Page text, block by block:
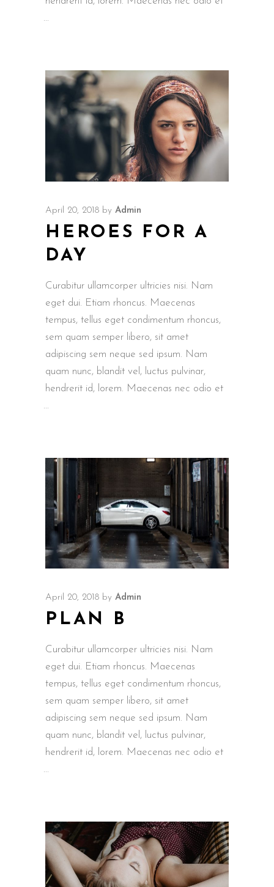
April 20, 2018 by Admin
HEROES FOR A
DAY
Curabitur ullamcorper ultricies nisi. Nam
eget dui. Etiam rhoncus. Maecenas
tempus, tellus eget condimentum rhoncus,
sem quam semper libero, sit amet
adipiscing sem neque sed ipsum. Nam
quam nunc, blandit vel, luctus pulvinar,
hendrerit id, lorem. Maecenas nec odio et
April 20, 2018 by Admin
PLAN B
Curabitur ullamcorper ultricies nisi. Nam
eget dui. Etiam rhoncus. Maecenas
tempus, tellus eget condimentum rhoncus,
sem quam semper libero, sit amet
adipiscing sem neque sed ipsum. Nam
quam nunc, blandit vel, luctus pulvinar,
hendrerit id, lorem. Maecenas nec odio et